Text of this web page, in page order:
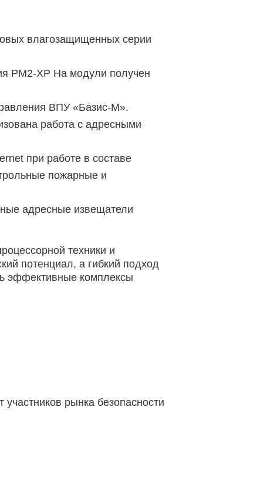
влагозащищенных серии
РМ2-XP На модули получен
ВПУ «Базис-М».
работа с адресными
при работе в составе
пожарные и
адресные извещатели
техники и
потенциал, а гибкий подход
эффективные комплексы
рынка безопасности